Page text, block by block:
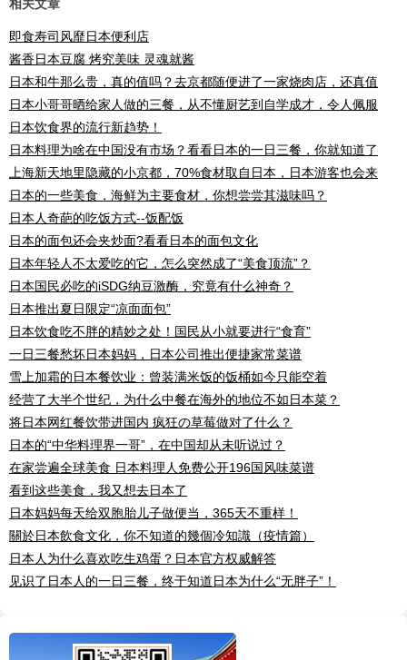
相关文章
即食寿司风靡日本便利店
酱香日本豆腐 烤究美味 灵魂就酱
日本和牛那么贵，真的值吗？去京都随便进了一家烧肉店，还真值
日本小哥哥晒给家人做的三餐，从不懂厨艺到自学成才，令人佩服
日本饮食界的流行新趋势！
日本料理为啥在中国没有市场？看看日本的一日三餐，你就知道了
上海新天地里隐藏的小京都，70%食材取自日本，日本游客也会来
日本的一些美食，海鲜为主要食材，你想尝尝其滋味吗？
日本人奇葩的吃饭方式--饭配饭
日本的面包还会夹炒面?看看日本的面包文化
日本年轻人不太爱吃的它，怎么突然成了“美食顶流”？
日本国民必吃的iSDG纳豆激酶，究竟有什么神奇？
日本推出夏日限定“凉面面包”
日本饮食吃不胖的精妙之处！国民从小就要进行“食育”
一日三餐愁坏日本妈妈，日本公司推出便捷家常菜谱
雪上加霜的日本餐饮业：曾装满米饭的饭桶如今只能空着
经营了大半个世纪，为什么中餐在海外的地位不如日本菜？
将日本网红餐饮带进国内 疯狂の草莓做对了什么？
日本的“中华料理界一哥”，在中国却从未听说过？
在家尝遍全球美食 日本料理人免费公开196国风味菜谱
看到这些美食，我又想去日本了
日本妈妈每天给双胞胎儿子做便当，365天不重样！
關於日本飲食文化，你不知道的幾個冷知識（疫情篇）
日本人为什么喜欢吃生鸡蛋？日本官方权威解答
见识了日本人的一日三餐，终于知道日本为什么“无胖子”！